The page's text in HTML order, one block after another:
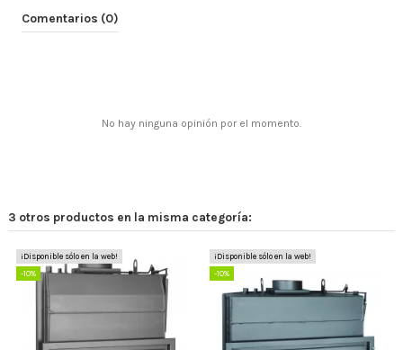
82,89 €
92,11 €
Comentarios (0)
No hay ninguna opinión por el momento.
3 otros productos en la misma categoría:
¡Disponible sólo en la web!
-10%
¡Disponible sólo en la web!
-10%